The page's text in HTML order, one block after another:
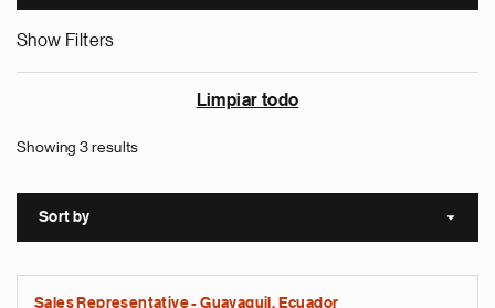
Show Filters
Limpiar todo
Showing 3 results
Sort by Sort
Sales Representative - Guayaquil, Ecuador